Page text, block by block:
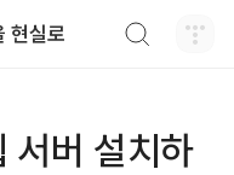
현실로
서버 설치하